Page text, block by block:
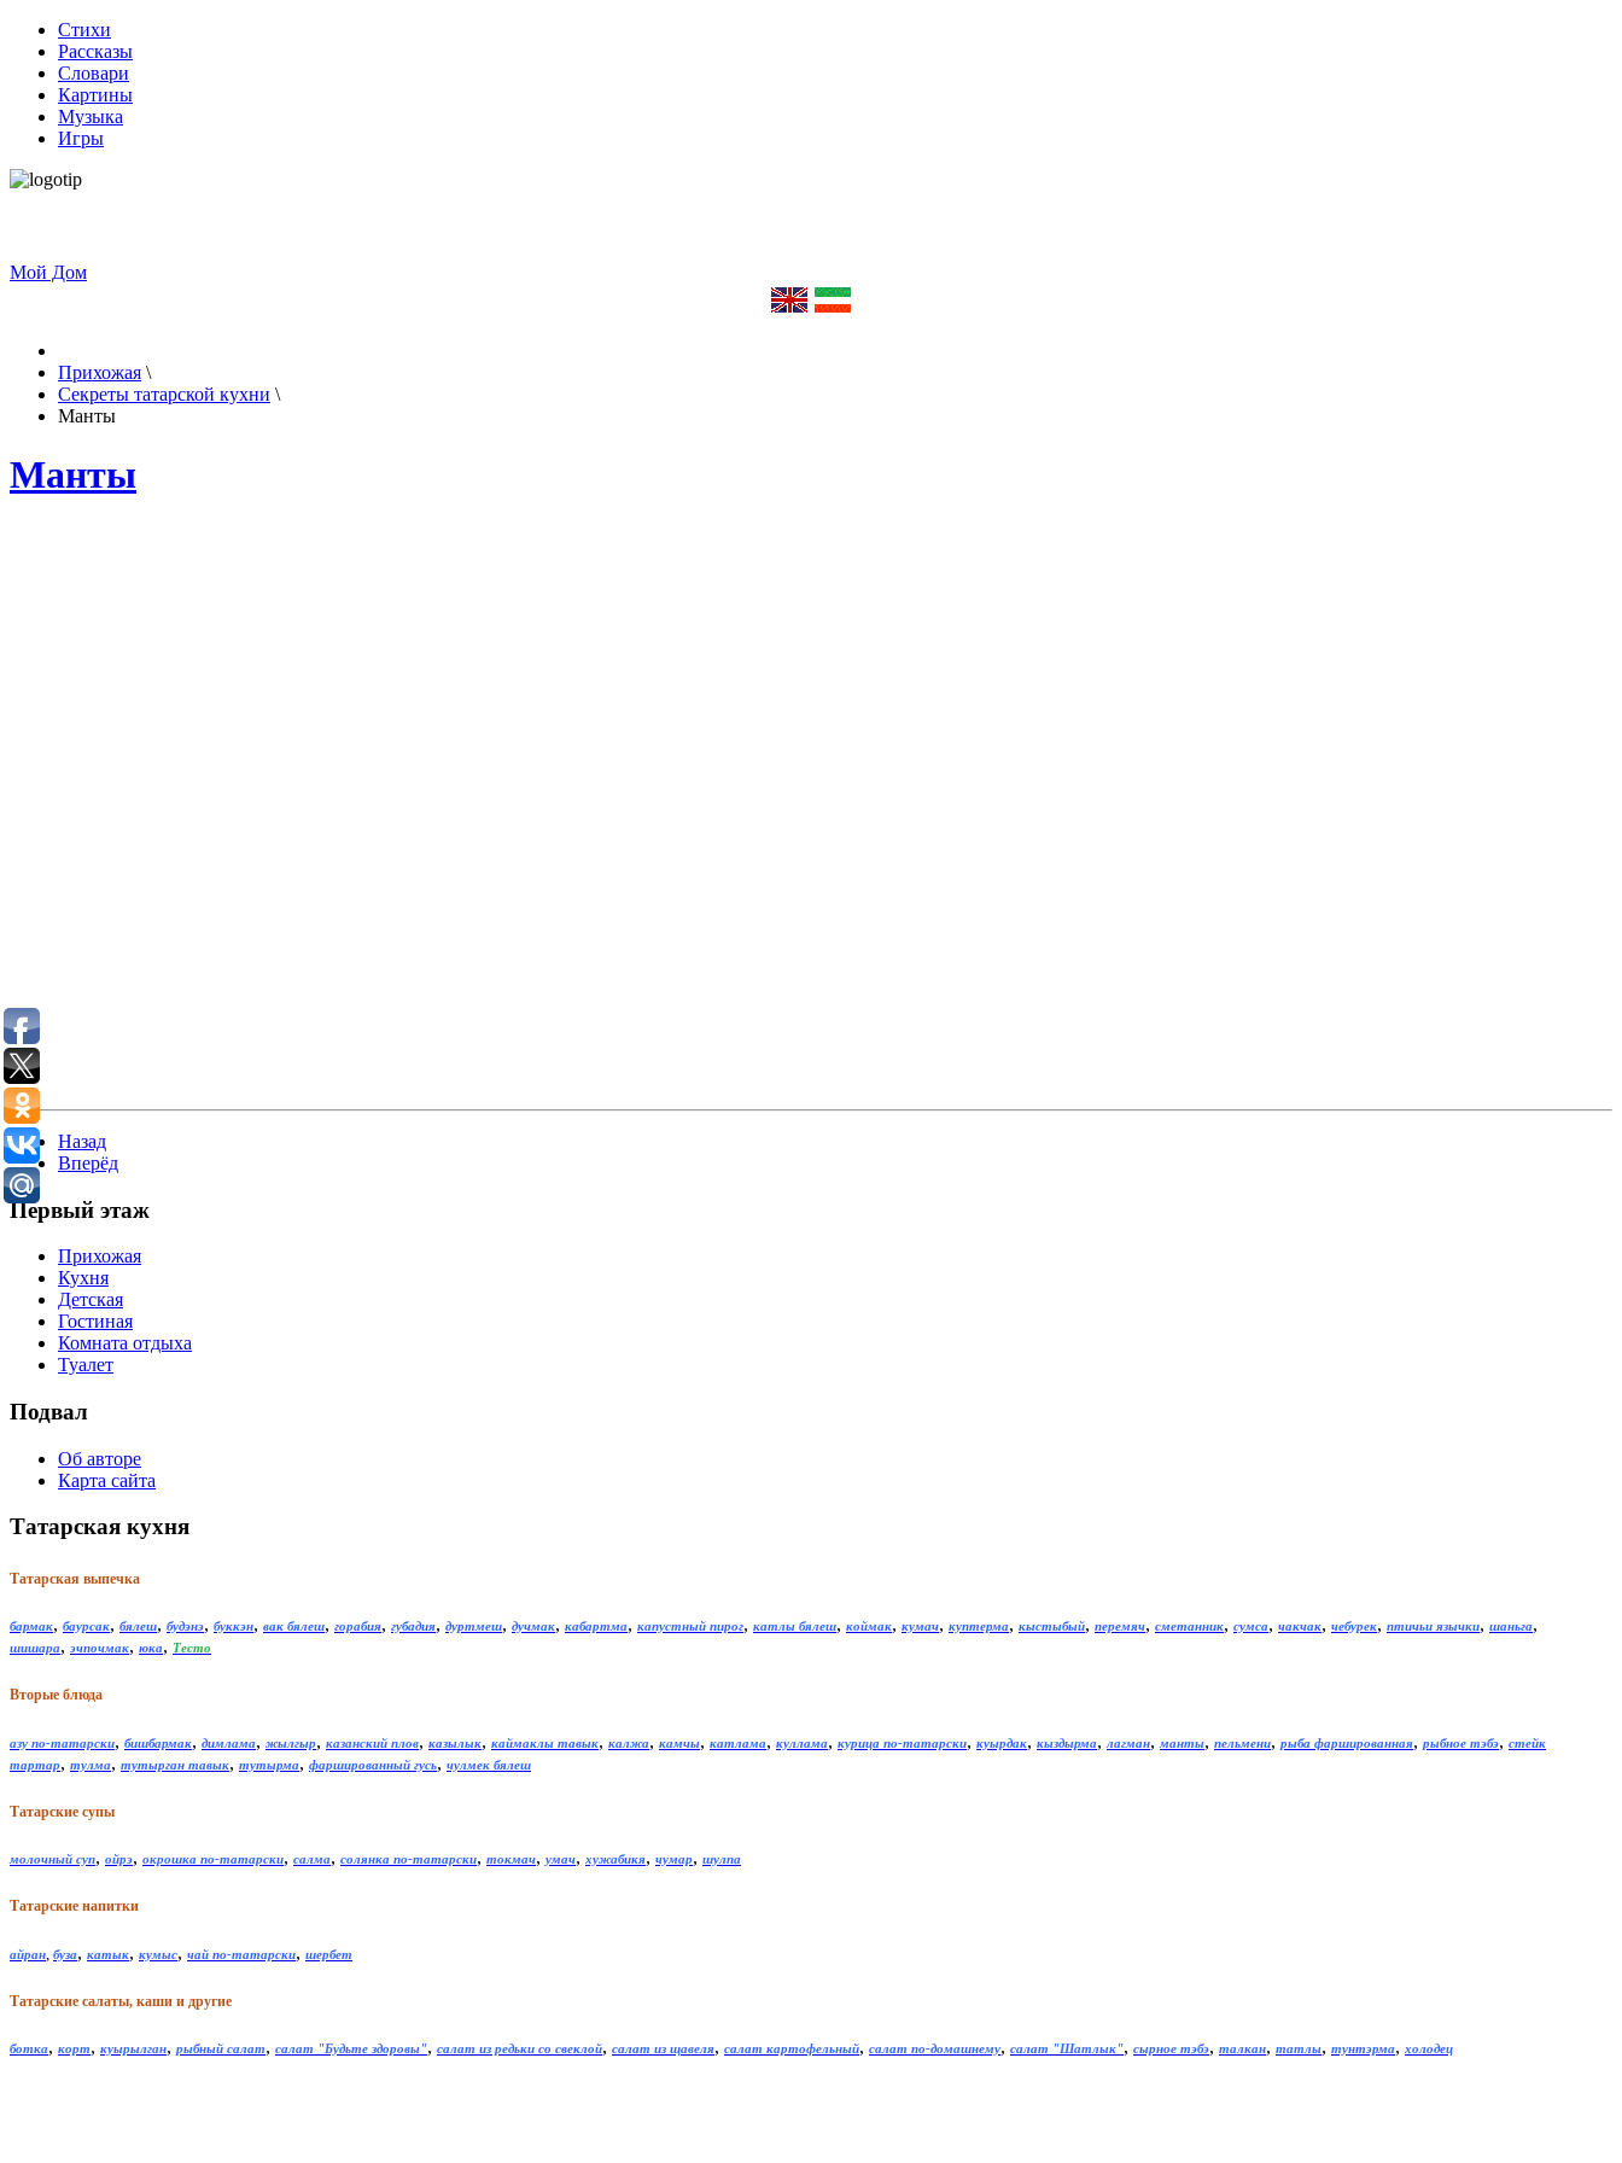
Стихи
Рассказы
Словари
Картины
Музыка
Игры
Мой Дом
Прихожая \
Секреты татарской кухни \
Манты
Манты
Зиннуров Ильдус готовит манты. Ведущий телепрограммы Тимур Перцев.
Назад
Вперёд
Первый этаж
Прихожая
Кухня
Детская
Гостиная
Комната отдыха
Туалет
Подвал
Об авторе
Карта сайта
Татарская кухня
Татарская выпечка
бармак, баурсак, бялеш, будэнэ, буккэн, вак бялеш, горабия, губадия, дуртмеш, дучмак, кабартма, капустный пирог, катлы бялеш, коймак, кумач, куптерма, кыстыбый, перемяч, сметанник, сумса, чакчак, чебурек, птичьи язычки, шаньга,
шишара, эчпочмак, юка, Тесто
Вторые блюда
азу по-татарски, бишбармак, димлама, жылгыр, казанский плов, казылык, каймаклы тавык, калжа, камчы, катлама, куллама, курица по-татарски, куырдак, кыздырма, лагман, манты, пельмени, рыба фаршированная, рыбное тэбэ, стейк
тартар, тулма, тутырган тавык, тутырма, фаршированный гусь, чулмек бялеш
Татарские супы
молочный суп, ойрэ, окрошка по-татарски, салма, солянка по-татарски, токмач, умач, хужабикя, чумар, шулпа
Татарские напитки
айран буза, катык, кумыс, чай по-татарски, шербет
Татарские салаты, каши и другие
ботка, корт, куырылган, рыбный салат, салат "Будьте здоровы", салат из редьки со свеклой, салат из щавеля, салат картофельный, салат по-домашнему, салат "Шатлык", сырное тэбэ, талкан, татлы, тунтэрма, холодец